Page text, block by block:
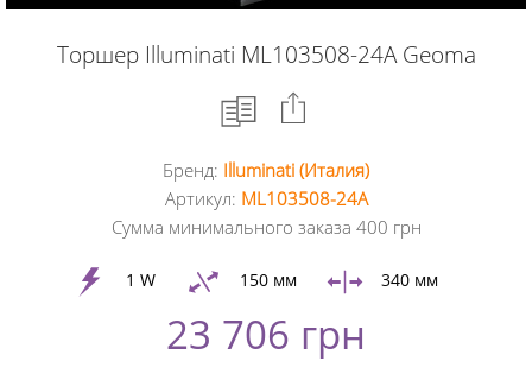
Торшер Illuminati ML103508-24A Geoma
Facebook
Twitter
Бренд: Illuminati (Италия)
Артикул: ML103508-24A
Сумма минимального заказа 400 грн
1 W 150 мм 340 мм
23 706 грн